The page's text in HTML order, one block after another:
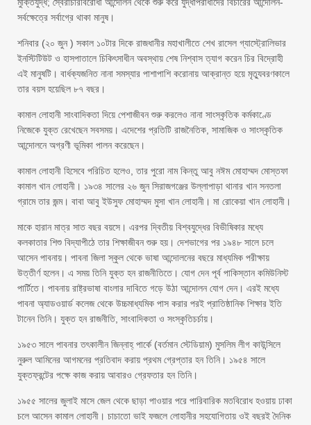
সর্বক্ষেত্রে সর্বাগ্রে থাকা মানুষ।
শনিবার (২০ জুন ) সকাল ১০টার দিকে রাজধানীর মহাখালীতে শেখ রাসেল গ্যাস্ট্রোলিভার
ইনস্টিটিউট ও হাসপাতালে চিকিৎসাধীন অবস্থায় শেষ নিশ্বাস ত্যাগ করেন চির বিদ্রোহী
এই মানুষটি। বার্ধক্যজনিত নানা সমস্যার পাশাপাশি করোনায় আক্রান্ত হয়ে মৃত্যুবরণকালে
তার বয়স হয়েছিল ৮৭ বছর।
কামাল লোহানী সাংবাদিকতা দিয়ে পেশাজীবন শুরু করলেও নানা সাংস্কৃতিক কর্মকাণ্ডে
নিজেকে যুক্ত রেখেছেন সবসময়। এদেশের প্রতিটি রাজনৈতিক, সামাজিক ও সাংস্কৃতিক
আন্দোলনে অগ্রণী ভূমিকা পালন করেছেন।
কামাল লোহানী হিসেবে পরিচিত হলেও, তার পুরো নাম কিন্তু আবু নঈম মোহাম্মদ মোস্তফা
কামাল খান লোহানী। ১৯৩৪ সালের ২৬ জুন সিরাজগঞ্জের উল্লাপাড়া থানার খান সনতলা
গ্রামে তার জন্ম। বাবা আবু ইউসুফ মোহাম্মদ মুসা খান লোহানী। মা রোকেয়া খান লোহানী।
মাকে হারান মাত্র সাত বছর বয়সে। এরপর দ্বিতীয় বিশ্বযুদ্ধের বিভীষিকার মধ্যে
কলকাতার শিশু বিদ্যাপীঠে তার শিক্ষাজীবন শুরু হয়। দেশভাগের পর ১৯৪৮ সালে চলে
আসেন পাবনায়। পাবনা জিলা স্কুল থেকে ভাষা আন্দোলনের বছরে মাধ্যমিক পরীক্ষায়
উত্তীর্ণ হলেন। এ সময় তিনি যুক্ত হন রাজনীতিতে। যোগ দেন পূর্ব পাকিস্তান কমিউনিস্ট
পার্টিতে। পাবনায় রাষ্ট্রভাষা বাংলার দাবিতে গড়ে উঠা আন্দোলন যোগ দেন। এরই মধ্যে
পাবনা অ্যাডওয়ার্ড কলেজ থেকে উচ্চমাধ্যমিক পাস করার পরই প্রাতিষ্ঠানিক শিক্ষার ইতি
টানেন তিনি। যুক্ত হন রাজনীতি, সাংবাদিকতা ও সংস্কৃতিচর্চায়।
১৯৫৩ সালে পাবনার তৎকালীন জিন্নাহ্ পার্কে (বর্তমান স্টেডিয়াম) মুসলিম লীগ কাউন্সিলে
নুরুল আমিনের আগমনের প্রতিবাদ করায় প্রথম গ্রেপ্তার হন তিনি। ১৯৫৪ সালে
যুক্তফ্রন্টের পক্ষে কাজ করায় আবারও গ্রেফতার হন তিনি।
১৯৫৫ সালের জুলাই মাসে জেল থেকে ছাড়া পাওয়ার পরে পারিবারিক মতবিরোধ হওয়ায় ঢাকা
চলে আসেন কামাল লোহানী। চাচাতো ভাই ফজলে লোহানীর সহযোগিতায় ওই বছরই দৈনিক